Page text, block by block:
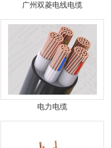
广州双菱电线电缆
电力电缆